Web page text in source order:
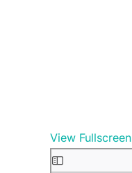
View Fullscreen
Skip